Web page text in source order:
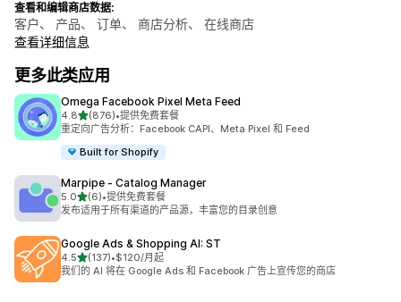
查看和编辑商店数据:
客户、 产品、 订单、 商店分析、 在线商店
查看详细信息
更多此类应用
Omega Facebook Pixel Meta Feed
4.8星（满分 5 星）
(876)
总共 876 条评论
•提供免费套餐
重定向广告分析：Facebook CAPI、Meta Pixel 和 Feed
Built for Shopify
Marpipe ‑ Catalog Manager
5.0星（满分 5 星）
(6)
总共 6 条评论
•提供免费套餐
发布适用于所有渠道的产品源，丰富您的目录创意
Google Ads & Shopping AI: ST
4.5星（满分 5 星）
(137)
总共 137 条评论
•$120/月起
我们的 AI 将在 Google Ads 和 Facebook 广告上宣传您的商店